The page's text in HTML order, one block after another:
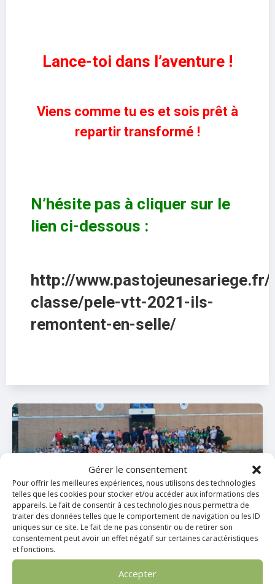
Gérer le consentement
Pour offrir les meilleures expériences, nous utilisons des technologies
telles que les cookies pour stocker et/ou accéder aux informations des
appareils. Le fait de consentir à ces technologies nous permettra de
traiter des données telles que le comportement de navigation ou les ID
uniques sur ce site. Le fait de ne pas consentir ou de retirer son
consentement peut avoir un effet négatif sur certaines caractéristiques
et fonctions.
Accepter
Lance-toi dans l’aventure !
Viens comme tu es et sois prêt à
repartir transformé !
N’hésite pas à cliquer sur le
lien ci-dessous :
http://www.pastojeunesariege.fr/
classe/pele-vtt-2021-ils-
remontent-en-selle/
Pèlerins d’espérance
 8 Sep 2025